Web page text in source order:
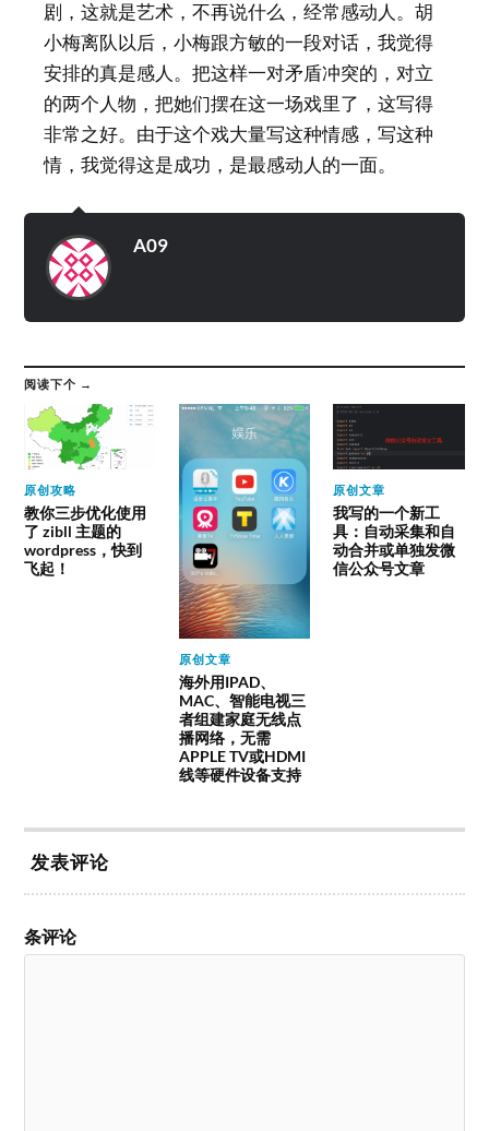
剧，这就是艺术，不再说什么，经常感动人。胡
小梅离队以后，小梅跟方敏的一段对话，我觉得
安排的真是感人。把这样一对矛盾冲突的，对立
的两个人物，把她们摆在这一场戏里了，这写得
非常之好。由于这个戏大量写这种情感，写这种
情，我觉得这是成功，是最感动人的一面。
A09
阅读下个 →
原创攻略
教你三步优化使用
了 zibll 主题的
wordpress，快到
飞起！
原创文章
海外用IPAD、
MAC、智能电视三
者组建家庭无线点
播网络，无需
APPLE TV或HDMI
线等硬件设备支持
原创文章
我写的一个新工
具：自动采集和自
动合并或单独发微
信公众号文章
发表评论
条评论